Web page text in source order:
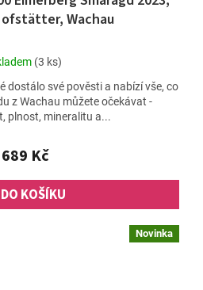
Wachau
Průměrné
produktu
je
4,7
5
hvězdiček.
(3 ks)
689 Kč
DO KOŠÍKU
dostálo své pověsti a nabízí vše, co
z Wachau můžete očekávat -
plnost, mineralitu a...
Novinka